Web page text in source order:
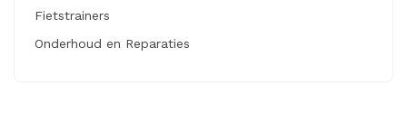
Fietstrainers
Onderhoud en Reparaties